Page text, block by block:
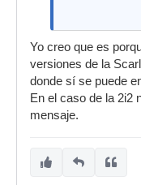
Yo creo que es
versiones de la
donde sí se puede
En el caso de la 2i2
mensaje.